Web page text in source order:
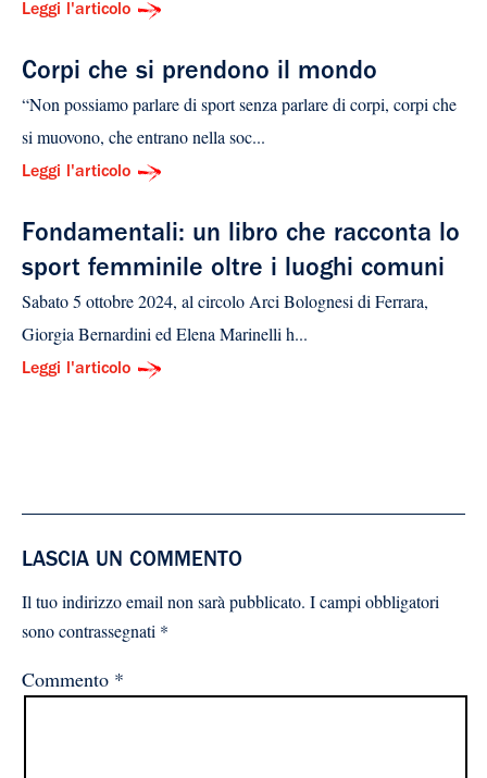
Leggi l'articolo
Corpi che si prendono il mondo
“Non possiamo parlare di sport senza parlare di corpi, corpi che
si muovono, che entrano nella soc...
Leggi l'articolo
Fondamentali: un libro che racconta lo
sport femminile oltre i luoghi comuni
Sabato 5 ottobre 2024, al circolo Arci Bolognesi di Ferrara,
Giorgia Bernardini ed Elena Marinelli h...
Leggi l'articolo
LASCIA UN COMMENTO
Il tuo indirizzo email non sarà pubblicato. I campi obbligatori
sono contrassegnati *
Commento *